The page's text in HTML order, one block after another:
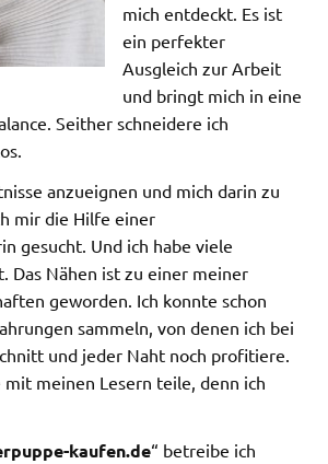
mich entdeckt. Es ist
ein perfekter
Ausgleich zur Arbeit
und bringt mich in eine
Seither schneidere ich
anzueignen und mich darin zu
mir die Hilfe einer
gesucht. Und ich habe viele
Das Nähen ist zu einer meiner
geworden. Ich konnte schon
sammeln, von denen ich bei
und jeder Naht noch profitiere.
mit meinen Lesern teile, denn ich
kaufen.de“ betreibe ich